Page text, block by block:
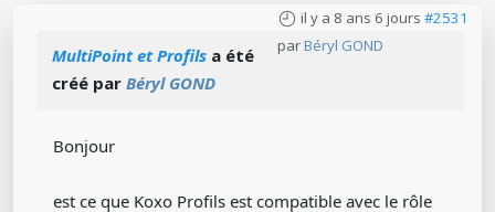
il y a 8 ans 6 jours #2531
par Béryl GOND
MultiPoint et Profils a été
créé par Béryl GOND
Bonjour
est ce que Koxo Profils est compatible avec le rôle